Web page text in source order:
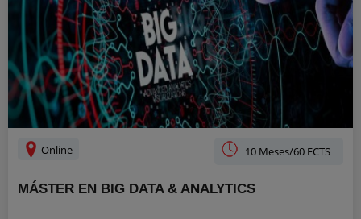
Online 10 Meses/60 ECTS
MÁSTER EN BIG DATA & ANALYTICS